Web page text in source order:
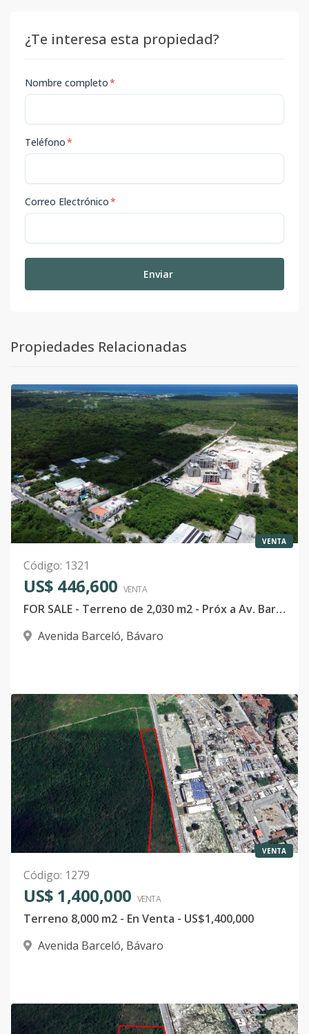
¿Te interesa esta propiedad?
Nombre completo*
Teléfono*
Correo Electrónico*
Enviar
Propiedades Relacionadas
VENTA
Código: 1321
US$ 446,600 VENTA
FOR SALE - Terreno de 2,030 m2 - Próx a Av. Barceló
Avenida Barceló, Bávaro
VENTA
Código: 1279
US$ 1,400,000 VENTA
Terreno 8,000 m2 - En Venta - US$1,400,000
Avenida Barceló, Bávaro